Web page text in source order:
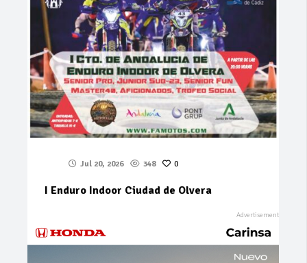
Jul 20, 2026 348 0
I Enduro Indoor Ciudad de Olvera